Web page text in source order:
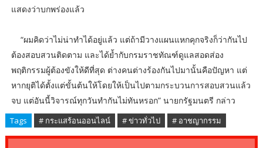
แสดงว่าบกพร่องแล้ว
“ผมคิดว่าไม่น่าทำได้อยู่แล้ว แต่ถ้ามีวางแผนแหกคุกจริงก็ว่ากันไป
ต้องสอบสวนติดตาม และได้ย้ำกับกรมราชทัณฑ์ดูแลสอดส่อง
พฤติกรรมผู้ต้องขังให้ดีที่สุด ต่างคนต่างร้องกันไปมานั้นคือปัญหา แต่
หากยุติได้ตั้งแต่ขั้นต้นให้โดยให้เป็นไปตามกระบวนการสอบสวนแล้ว
จบ แต่อันนี้วิจารณ์ทุกวันทำกันไม่ทันหรอก” นายกรัฐมนตรี กล่าว
Tags # กระแสร้อนออนไลน์ # ข่าวทั่วไป # อาชญากรรม